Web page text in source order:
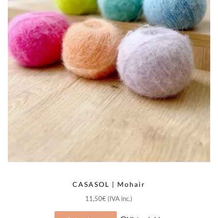
de
producto
CASASOL | Mohair
11,50€ (IVA inc.)